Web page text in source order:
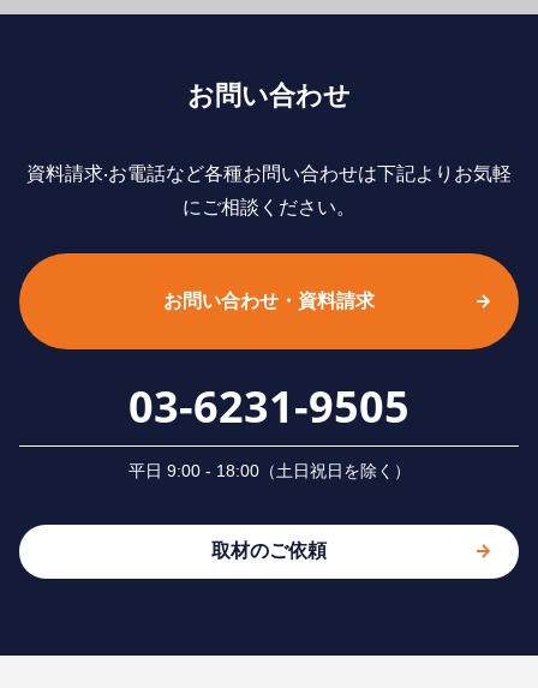
お問い合わせ
資料請求‧お電話など各種お問い合わせは下記よりお気軽
にご相談ください。
お問い合わせ・資料請求
03-6231-9505
平⽇ 9:00 - 18:00（⼟⽇祝⽇を除く）
取材のご依頼